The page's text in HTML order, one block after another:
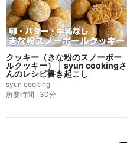
クッキー（きな粉のスノーボー
ルクッキー）｜syun cookingさ
んのレシピ書き起こし
syun cooking
所要時間 : 30分